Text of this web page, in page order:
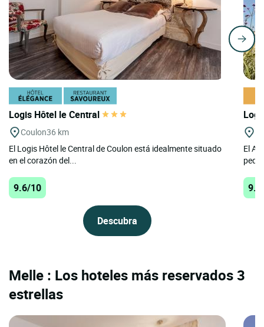
Logis Hôtel le Central
Coulon36 km
El Logis Hôtel le Central de Coulon está idealmente situado
en el corazón del...
9.6/10
Descubra
El
Melle : Los hoteles más reservados 3
estrellas